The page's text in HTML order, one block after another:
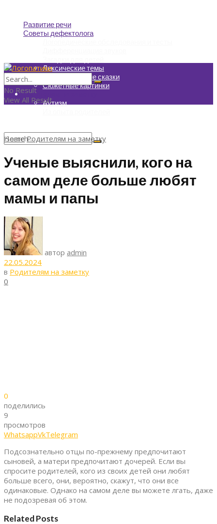
Развитие речи
Советы дефектолога
Лексические темы
Логопедические сказки
Сюжетные картинки
Родителям на заметку
Аутизм
View All Result
No Result
View All Result
Home Родителям на заметку
Ученые выяснили, кого на
самом деле больше любят
мамы и папы
автор admin
22.05.2024
в Родителям на заметку
0
0
поделились
9
просмотров
WhatsappVkTelegram
Подсознательно отцы по-прежнему предпочитают
сыновей, а матери предпочитают дочерей. Если вы
спросите родителей, кого из своих детей они любят
больше всего, они, вероятно, скажут, что они все
одинаковые. Однако на самом деле вы можете лгать, даже
не подозревая об этом.
Related Posts